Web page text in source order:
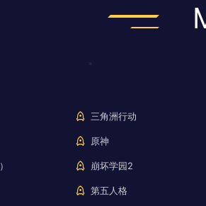
三角洲行动
原神
崩坏学园2
第五人格